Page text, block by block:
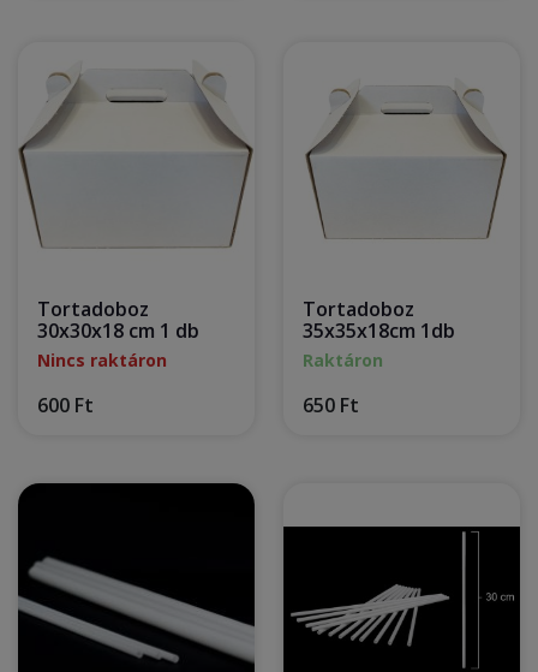
Tortadoboz
30x30x18 cm 1 db
Nincs raktáron
600 Ft
Tortadoboz
35x35x18cm 1db
Raktáron
650 Ft